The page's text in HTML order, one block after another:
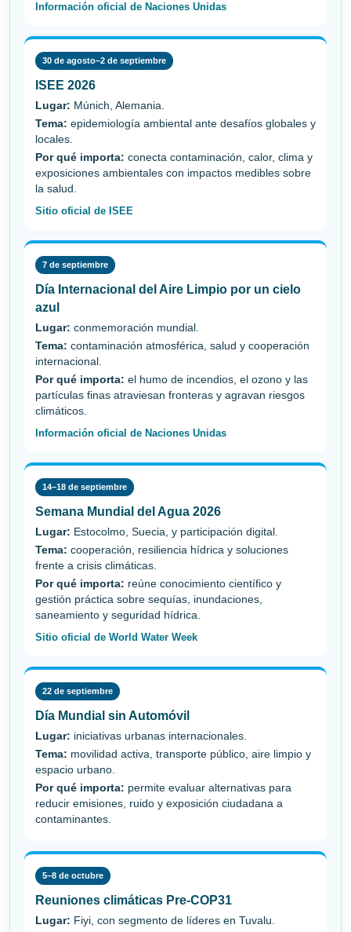
Información oficial de Naciones Unidas
30 de agosto–2 de septiembre
ISEE 2026
Lugar: Múnich, Alemania.
Tema: epidemiología ambiental ante desafíos globales y
locales.
Por qué importa: conecta contaminación, calor, clima y
exposiciones ambientales con impactos medibles sobre
la salud.
Sitio oficial de ISEE
7 de septiembre
Día Internacional del Aire Limpio por un cielo
azul
Lugar: conmemoración mundial.
Tema: contaminación atmosférica, salud y cooperación
internacional.
Por qué importa: el humo de incendios, el ozono y las
partículas finas atraviesan fronteras y agravan riesgos
climáticos.
Información oficial de Naciones Unidas
14–18 de septiembre
Semana Mundial del Agua 2026
Lugar: Estocolmo, Suecia, y participación digital.
Tema: cooperación, resiliencia hídrica y soluciones
frente a crisis climáticas.
Por qué importa: reúne conocimiento científico y
gestión práctica sobre sequías, inundaciones,
saneamiento y seguridad hídrica.
Sitio oficial de World Water Week
22 de septiembre
Día Mundial sin Automóvil
Lugar: iniciativas urbanas internacionales.
Tema: movilidad activa, transporte público, aire limpio y
espacio urbano.
Por qué importa: permite evaluar alternativas para
reducir emisiones, ruido y exposición ciudadana a
contaminantes.
5–8 de octubre
Reuniones climáticas Pre-COP31
Lugar: Fiyi, con segmento de líderes en Tuvalu.